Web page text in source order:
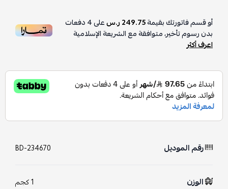
أو قسم فاتورتك بقيمة249.75 ر.س على4دفعات
بدون رسوم تأخير، متوافقة مع الشريعة الإسلامية
اعرف أكثر
رقم الموديل BD-234670
الوزن 1 كجم